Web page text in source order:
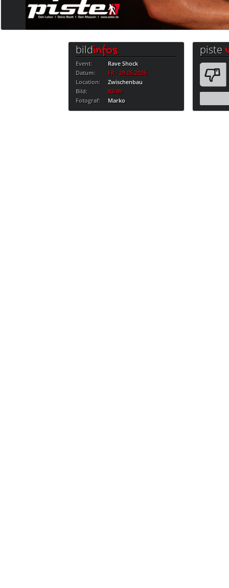
bildinfos
Event:
Rave Shock
Datum:
FR · 29.05.2026
Location:
Zwischenbau
Bild:
83/89
Fotograf:
Marko
piste